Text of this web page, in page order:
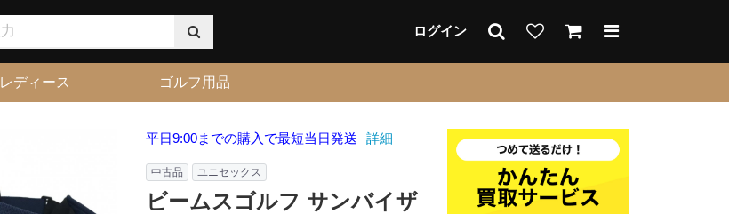
ログイン
レディース ゴルフ用品
平日9:00までの購入で最短当日発送 詳細
中古品 ユニセックス
ビームスゴルフ サンバイザ